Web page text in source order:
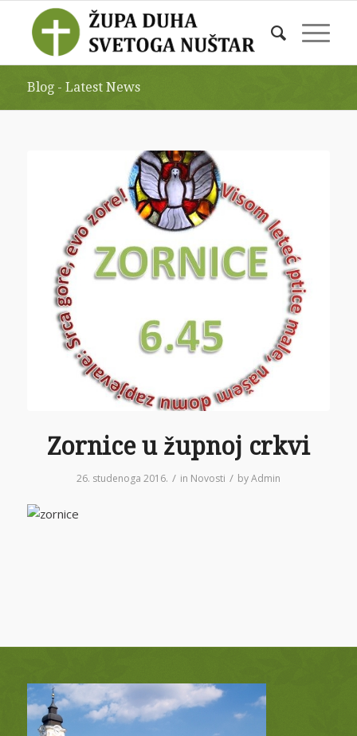
Blog - Latest News
Zornice u župnoj crkvi
26. studenoga 2016. / in Novosti / byAdmin